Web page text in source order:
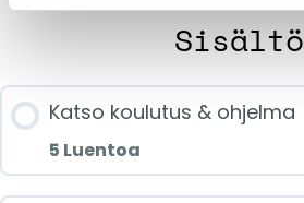
Sisältö
Katso koulutus & ohjelma
5 Luentoa